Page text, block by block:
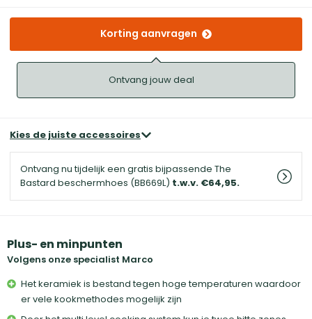
Korting aanvragen
Ontvang jouw deal
Kies de juiste accessoires
Ontvang nu tijdelijk een gratis bijpassende The
Bastard beschermhoes (BB669L) t.w.v. €64,95.
Plus- en minpunten
Volgens onze specialist Marco
Het keramiek is bestand tegen hoge temperaturen waardoor
er vele kookmethodes mogelijk zijn